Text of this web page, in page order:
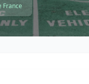
France